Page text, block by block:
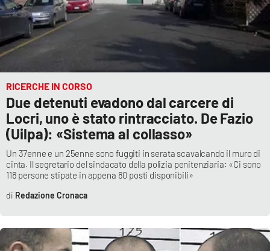
Laconair.it
Lacitymag.it
Lacapitalenews.it
Ilreggino.it
Cosenzachannel.it
Ilvibonese.it
Catanzarochannel.it
APP
RICERCHE IN CORSO
Due detenuti evadono dal carcere di
Locri, uno è stato rintracciato. De Fazio
(Uilpa): «Sistema al collasso»
Un 37enne e un 25enne sono fuggiti in serata scavalcando il muro di
cinta. Il segretario del sindacato della polizia penitenziaria: «Ci sono
118 persone stipate in appena 80 posti disponibili»
Redazione Cronaca